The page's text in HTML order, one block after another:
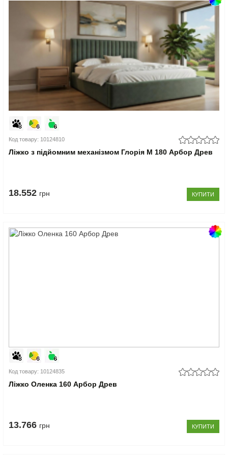
Код товару: 10124810
Ліжко з підйомним механізмом Глорія М 180 Арбор Древ
18.552 грн КУПИТИ
Код товару: 10124835
Ліжко Оленка 160 Арбор Древ
13.766 грн КУПИТИ